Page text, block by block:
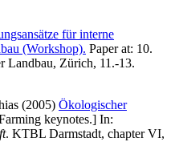
für interne
(Workshop). Paper at: 10.
Landbau, Zürich, 11.-13.
(2005) Ökologischer
keynotes.] In:
. KTBL Darmstadt, chapter VI,